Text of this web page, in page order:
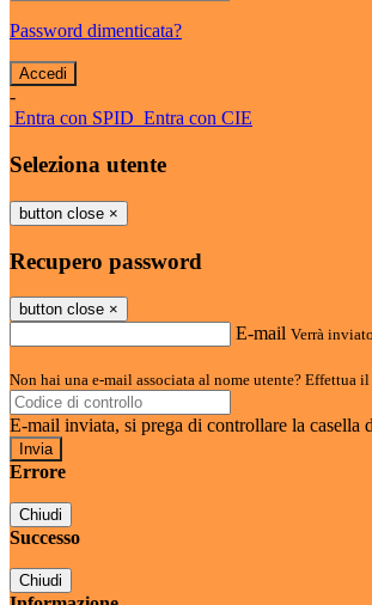
Password dimenticata?
-
Entra con SPID Entra con CIE
Seleziona utente
button close ×
Recupero password
button close ×
E-mail Verrà
Non hai una e-mail associata al nome utente? Effettua
E-mail inviata, si prega di controllare la casella
Errore
Chiudi
Successo
Chiudi